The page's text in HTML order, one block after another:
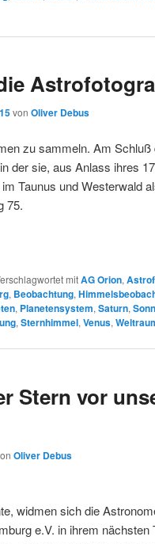
von Oliver Debus
zu sammeln. Am Schluß
der sie, aus Anlass ihres
Taunus und Westerwald
75.
mitAG Orion,
, Beobachtung,
, Planetensystem, Saturn,
, Sternhimmel, Venus,
Stern vor
Oliver Debus
widmen sich die
e.V. in ihrem